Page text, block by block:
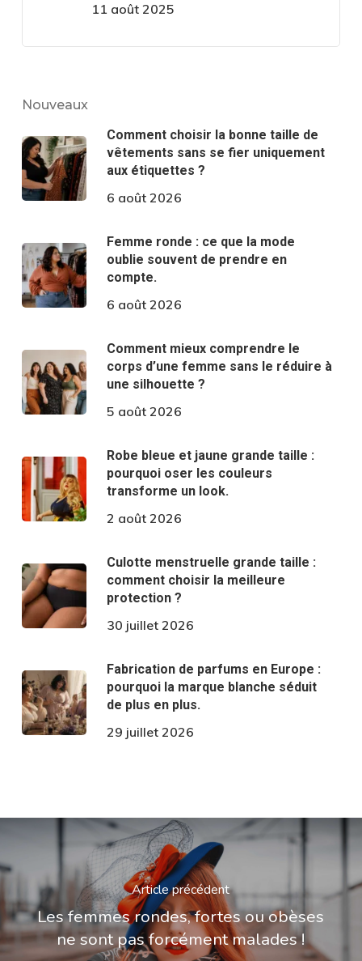
11 août 2025
Nouveaux
Comment choisir la bonne taille de
vêtements sans se fier uniquement
aux étiquettes ?
6 août 2026
Femme ronde : ce que la mode
oublie souvent de prendre en
compte.
6 août 2026
Comment mieux comprendre le
corps d’une femme sans le réduire à
une silhouette ?
5 août 2026
Robe bleue et jaune grande taille :
pourquoi oser les couleurs
transforme un look.
2 août 2026
Culotte menstruelle grande taille :
comment choisir la meilleure
protection ?
30 juillet 2026
Fabrication de parfums en Europe :
pourquoi la marque blanche séduit
de plus en plus.
29 juillet 2026
Article précédent
Les femmes rondes, fortes ou obèses
ne sont pas forcément malades !